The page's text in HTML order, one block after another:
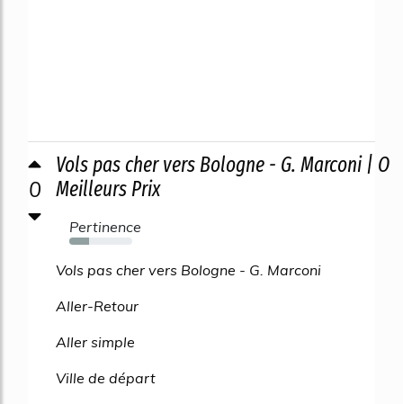
0
Vols pas cher vers Bologne - G. Marconi | O
Meilleurs Prix
Pertinence
32%
Vols pas cher vers Bologne - G. Marconi
Aller-Retour
Aller simple
Ville de départ